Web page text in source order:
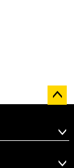
ップ